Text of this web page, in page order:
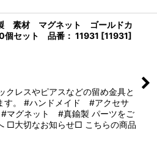
素材 マグネット ゴールドカ
セット 品番： 11931 [11931]
クレスやピアスなどの留め金具と
す。 #ハンドメイド #アクセサ
グネット #真鍮製 パーツをご
□大切なお知らせ□ こちらの商品